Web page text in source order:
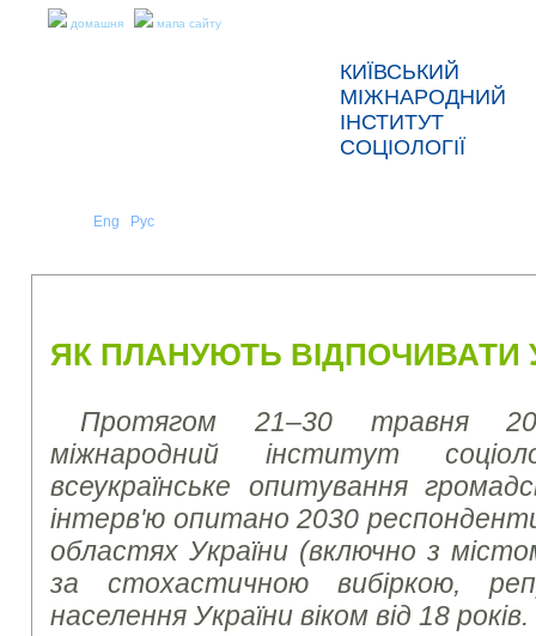
домашня мапа сайту
КИЇВСЬКИЙ
МІЖНАРОДНИЙ
ІНСТИТУТ
СОЦІОЛОГІЇ
Eng Рус
ЯК ПЛАНУЮТЬ ВІДПОЧИВАТИ
Протягом 21–30 травня
міжнародний інститут
всеукраїнське опитування
інтерв'ю опитано 2030
областях України (включно з
за стохастичною вибіркою,
населення України віком від 18 років.